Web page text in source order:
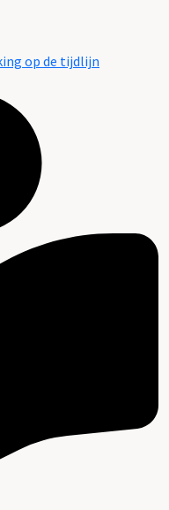
op de tijdlijn